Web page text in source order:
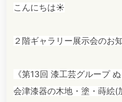
こんにちは☀️
２階ギャラリー展示会のお
《第13回 漆工芸グループ ぬ
会津漆器の木地・塗・蒔絵(